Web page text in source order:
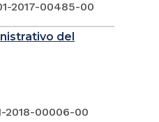
2017-00485-00
del
2018-00006-00